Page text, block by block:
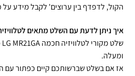
הקול, לדפדף בין ערוצים' לקבל מידע על
איך ניתן לדעת עם השלט מתאים
ומעלה.
אז אם בשלט שברשותכם קיים כפתור עם